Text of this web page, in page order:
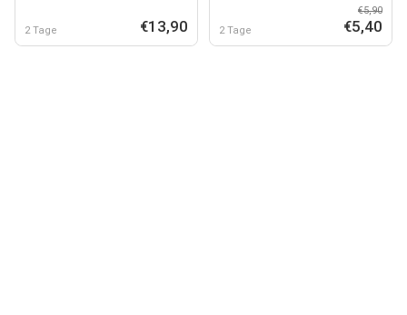
2 Tage €13,90 2 Tage
€5,90
€5,40